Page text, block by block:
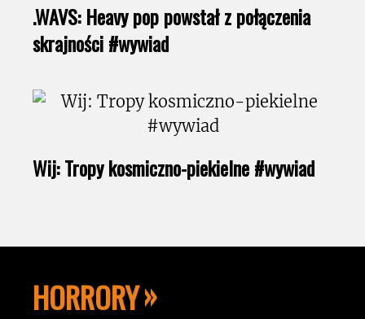
.WAVS: Heavy pop powstał z połączenia
skrajności #wywiad
Wij: Tropy kosmiczno-piekielne #wywiad
HORRORY